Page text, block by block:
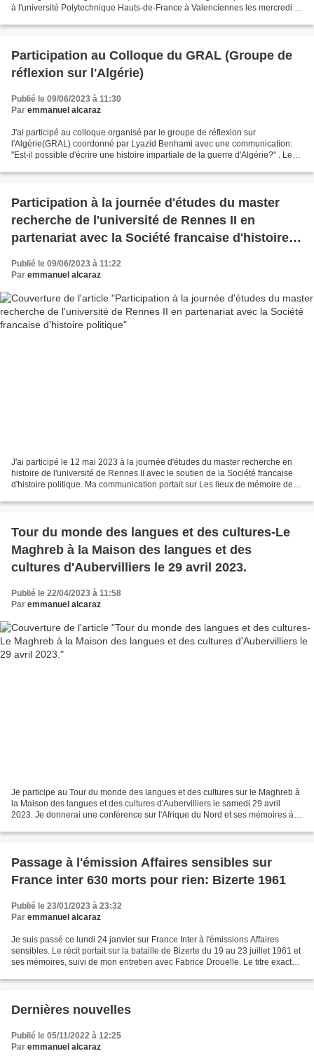
à l'université Polytechnique Hauts-de-France à Valenciennes les mercredi 6
Participation au Colloque du GRAL (Groupe de
réflexion sur l'Algérie)
Publié le 09/06/2023 à 11:30
Par emmanuel alcaraz
J'ai participé au colloque organisé par le groupe de réflexion sur
l'Algérie(GRAL) coordonné par Lyazid Benhami avec une communication:
"Est-il possible d'écrire une histoire impartiale de la guerre d'Algérie?" . Les
Participation à la journée d'études du master
recherche de l'université de Rennes II en
partenariat avec la Société francaise d'histoire
Publié le 09/06/2023 à 11:22
Par emmanuel alcaraz
J'ai participé le 12 mai 2023 à la journée d'études du master recherche en
histoire de l'université de Rennes II avec le soutien de la Société francaise
d'histoire politique. Ma communication portait sur Les lieux de mémoire de la
Tour du monde des langues et des cultures-Le
Maghreb à la Maison des langues et des
cultures d'Aubervilliers le 29 avril 2023.
Publié le 22/04/2023 à 11:58
Par emmanuel alcaraz
Je participe au Tour du monde des langues et des cultures sur le Maghreb à
la Maison des langues et des cultures d'Aubervilliers le samedi 29 avril
2023. Je donnerai une conférence sur l'Afrique du Nord et ses mémoires à
Passage à l'émission Affaires sensibles sur
France inter 630 morts pour rien: Bizerte 1961
Publié le 23/01/2023 à 23:32
Par emmanuel alcaraz
Je suis passé ce lundi 24 janvier sur France Inter à l'émissions Affaires
sensibles. Le récit portait sur la bataille de Bizerte du 19 au 23 juillet 1961 et
ses mémoires, suivi de mon entretien avec Fabrice Drouelle. Le titre exact
Dernières nouvelles
Publié le 05/11/2022 à 12:25
Par emmanuel alcaraz